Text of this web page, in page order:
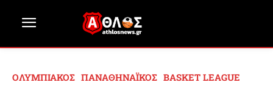
ΟΛΥΜΠΙΑΚΟΣ ΠΑΝΑΘΗΝΑΪΚΟΣ BASKET LEAGUE